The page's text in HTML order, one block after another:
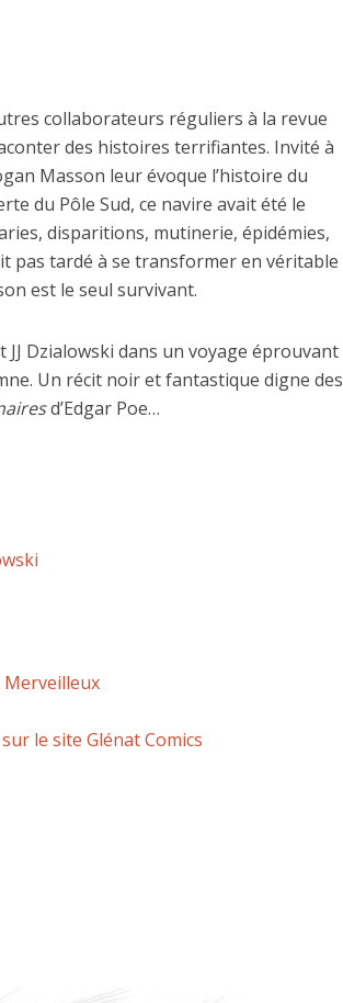
collaborateurs réguliers à la revue
des histoires terrifiantes. Invité à
Masson leur évoque l’histoire du
du Pôle Sud, ce navire avait été le
disparitions, mutinerie, épidémies,
pas tardé à se transformer en véritable
est le seul survivant.
JJ Dzialowski dans un voyage éprouvant
Un récit noir et fantastique digne des
d’Edgar Poe…
Merveilleux
le site Glénat Comics